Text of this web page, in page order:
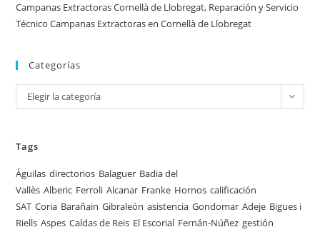
Campanas Extractoras Cornellà de Llobregat, Reparación y Servicio
Técnico Campanas Extractoras en Cornellà de Llobregat
Categorías
Categorías
Elegir la categoría
Tags
Águilas directorios Balaguer Badia del
Vallès Alberic Ferroli Alcanar Franke Hornos calificación
SAT Coria Barañain Gibraleón asistencia Gondomar Adeje Bigues i
Riells Aspes Caldas de Reis El Escorial Fernán-Núñez gestión